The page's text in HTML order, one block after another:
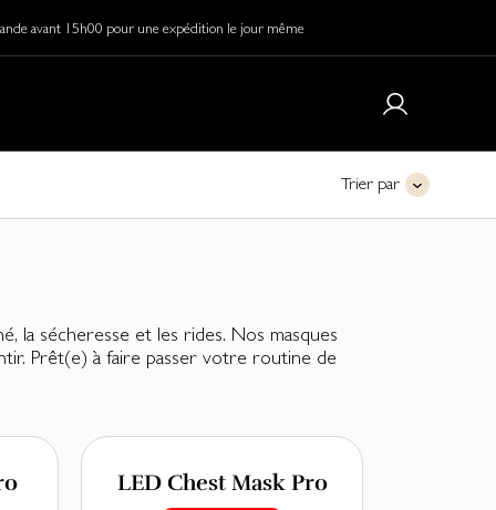
avant 15h00 pour une expédition le jour même
Trier par
la sécheresse et les rides. Nos masques
Prêt(e) à faire passer votre routine de
LED Chest Mask Pro